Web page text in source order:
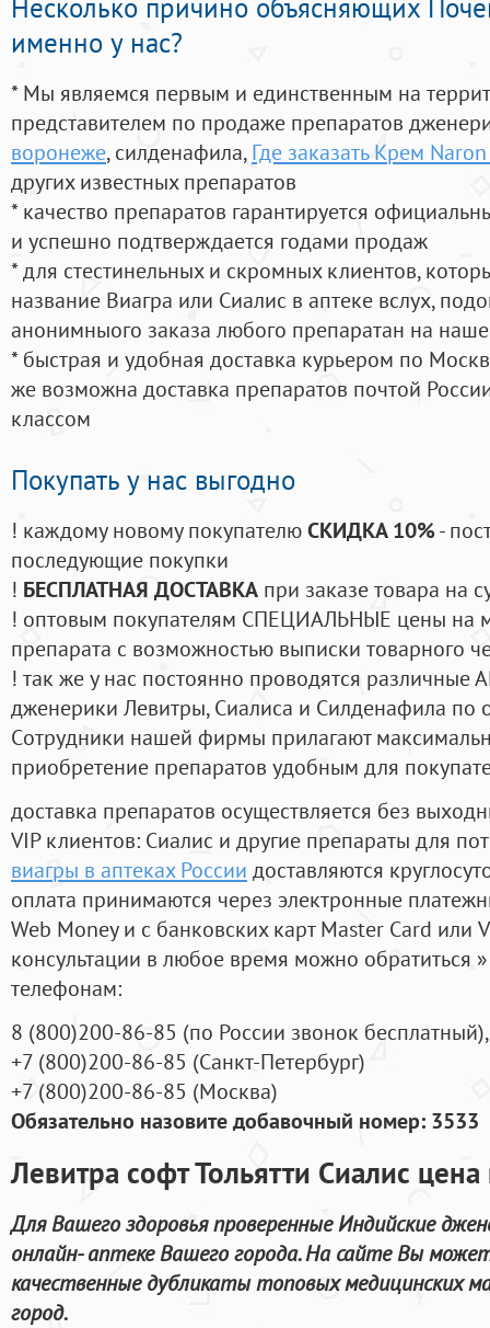
Несколько причино объясняющих
именно у нас?
* Мы являемся первым и единственным на
представителем по продаже препаратов
воронеже, силденафила, Где заказать Крем
других известных препаратов
* качество препаратов гарантируется
и успешно подтверждается годами продаж
* для стестинельных и скромных клиентов,
название Виагра или Сиалис в аптеке вслух,
анонимныого заказа любого препаратан на
* быстрая и удобная доставка курьером по
же возможна доставка препаратов почтой
классом
Покупать у нас выгодно
! каждому новому покупателюСКИДКА 10%-
последующие покупки
! БЕСПЛАТНАЯ ДОСТАВКА при заказе товара на
! оптовым покупателям СПЕЦИАЛЬНЫЕ цены на
препарата с возможностью выписки товарного
! так же у нас постоянно проводятся
дженерики Левитры, Сиалиса и Силденафила по
Cотрудники нашей фирмы прилагают
приобретение препаратов удобным для
доставка препаратов осуществляется без
VIP клиентов: Сиалис и другие препараты для
виагры в аптеках России доставляются
оплата принимаются через электронные
Web Money и с банковских карт Master Card или
консультации в любое время можно обратиться
телефонам:
8 (800)200-86-85 (по России звонок бесплатный),
+7 (800)200-86-85 (Санкт-Петербург)
+7 (800)200-86-85 (Москва)
Обязательно назовите добавочный номер: 3533
Левитра софт Тольятти Сиалис цена
Для Вашего здоровья проверенные Индийские
онлайн- аптеке Вашего города. На сайте Вы
качественные дубликаты топовых медицинских
город.